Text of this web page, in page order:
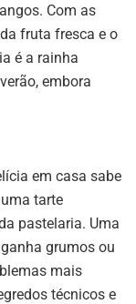
Com as
fruta fresca e o
é a rainha
embora
em casa sabe
tarte
pastelaria. Uma
grumos ou
mais
técnicos e